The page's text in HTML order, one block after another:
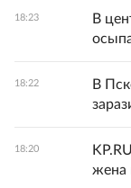
18:23
В
18:22
В
18:20
жена